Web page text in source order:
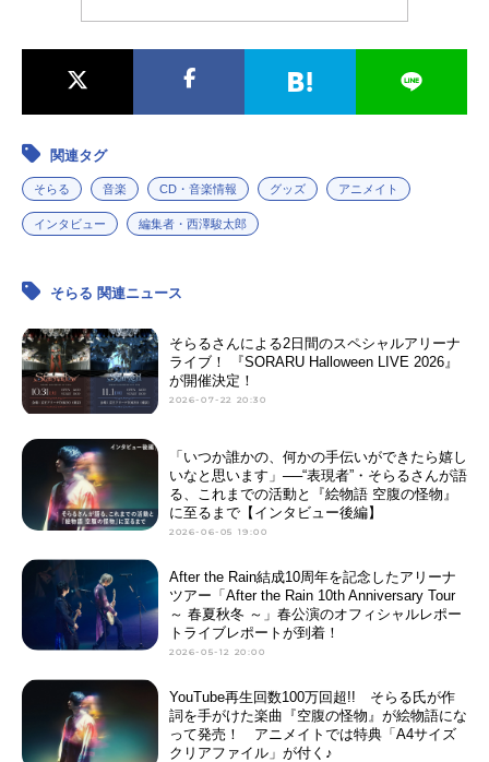
関連タグ
そらる 音楽 CD・音楽情報 グッズ アニメイト
インタビュー 編集者・西澤駿太郎
そらる 関連ニュース
そらるさんによる2日間のスペシャルアリーナ
ライブ！ 『SORARU Halloween LIVE 2026』
が開催決定！
2026-07-22 20:30
「いつか誰かの、何かの手伝いができたら嬉し
いなと思います」──“表現者”・そらるさんが語
る、これまでの活動と『絵物語 空腹の怪物』
に至るまで【インタビュー後編】
2026-06-05 19:00
After the Rain結成10周年を記念したアリーナ
ツアー「After the Rain 10th Anniversary Tour
～ 春夏秋冬 ～」春公演のオフィシャルレポー
トライブレポートが到着！
2026-05-12 20:00
YouTube再生回数100万回超!! そらる氏が作
詞を手がけた楽曲『空腹の怪物』が絵物語にな
って発売！ アニメイトでは特典「A4サイズ
クリアファイル」が付く♪